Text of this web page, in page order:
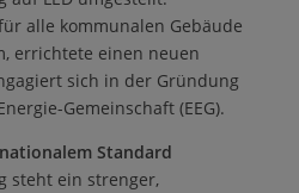
alle kommunalen Gebäude
errichtete einen neuen
sich in der Gründung
Gemeinschaft (EEG).
Standard
steht ein strenger,